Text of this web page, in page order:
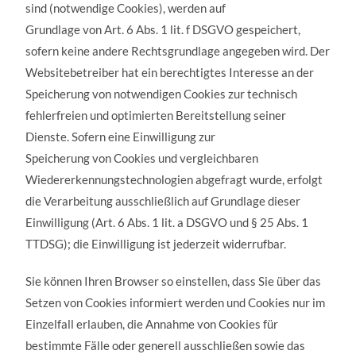
sind (notwendige Cookies), werden auf
Grundlage von Art. 6 Abs. 1 lit. f DSGVO gespeichert,
sofern keine andere Rechtsgrundlage angegeben wird. Der
Websitebetreiber hat ein berechtigtes Interesse an der
Speicherung von notwendigen Cookies zur technisch
fehlerfreien und optimierten Bereitstellung seiner
Dienste. Sofern eine Einwilligung zur
Speicherung von Cookies und vergleichbaren
Wiedererkennungstechnologien abgefragt wurde, erfolgt
die Verarbeitung ausschließlich auf Grundlage dieser
Einwilligung (Art. 6 Abs. 1 lit. a DSGVO und § 25 Abs. 1
TTDSG); die Einwilligung ist jederzeit widerrufbar.
Sie können Ihren Browser so einstellen, dass Sie über das
Setzen von Cookies informiert werden und Cookies nur im
Einzelfall erlauben, die Annahme von Cookies für
bestimmte Fälle oder generell ausschließen sowie das